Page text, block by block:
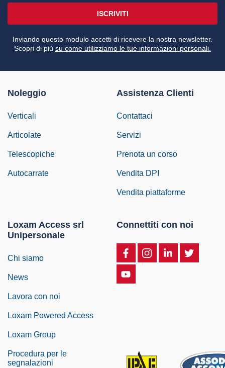
ISCRIVITI
Inviando questo modulo accetti di ricevere la nostra newsletter.
Scopri di più su come utilizziamo le tue informazioni personali.
Noleggio
Verticali
Articolate
Telescopiche
Autocarrate
Assistenza Clienti
Contattaci
Servizi
Prenota un corso
Vendita DPI
Vendita piattaforme
Loxam Access srl
Unipersonale
Chi siamo
News
Lavora con noi
Loxam Powered Access
Loxam Group
Procedura per le
segnalazioni
Connettiti con noi